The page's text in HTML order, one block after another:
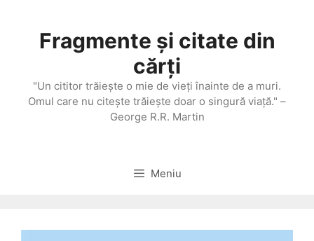
conținutFragmente și citate din
cărți
"Un cititor trăieşte o mie de vieţi înainte de a muri.
Omul care nu citeşte trăieşte doar o singură viaţă." –
George R.R. Martin
Meniu